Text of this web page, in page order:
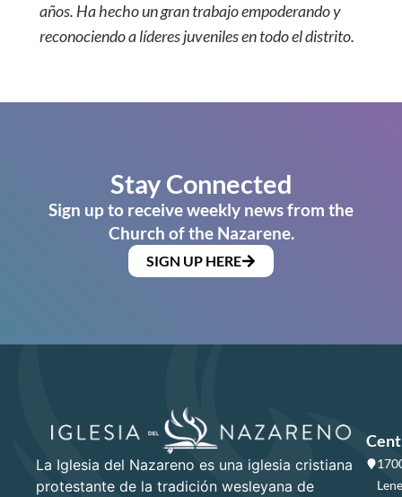
años. Ha hecho un gran trabajo empoderando y
reconociendo a líderes juveniles en todo el distrito.
Stay Connected
Sign up to receive weekly news from the
Church of the Nazarene.
SIGN UP HERE
La Iglesia del Nazareno es una iglesia cristiana
protestante de la tradición wesleyana de